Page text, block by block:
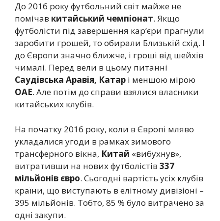
До 2016 року футбольний світ майже не
помічав китайський чемпіонат. Якщо
футболісти під завершення кар’єри прагнули
заробити грошей, то обирали Близькій схід. І
до Європи значно ближче, і гроші від шейхів
чималі. Перед вели в цьому питанні
Саудівська Аравія, Катар і меншою мірою
ОАЕ. Але потім до справи взялися власники
китайських клубів.
На початку 2016 року, коли в Європі мляво
укладалися угоди в рамках зимового
трансферного вікна, Китай «вибухнув»,
витративши на нових футболістів 337
мільйонів євро. Сьогодні вартість усіх клубів
країни, що виступають в елітному дивізіоні –
395 мільйонів. Тобто, 85 % було витрачено за
одні закупи.